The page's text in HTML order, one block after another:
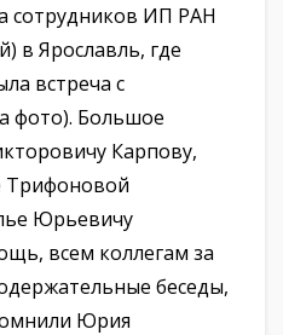
сотрудников ИП РАН
в Ярославль, где
встреча с
фото). Большое
Карпову,
Трифоновой
Юрьевичу
всем коллегам за
беседы,
Юрия